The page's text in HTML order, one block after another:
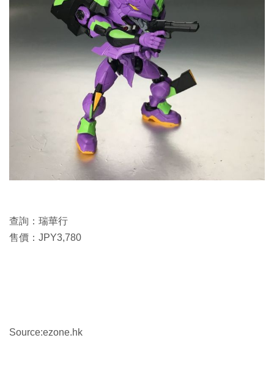
查詢：瑞華行
售價：JPY3,780
Source:ezone.hk